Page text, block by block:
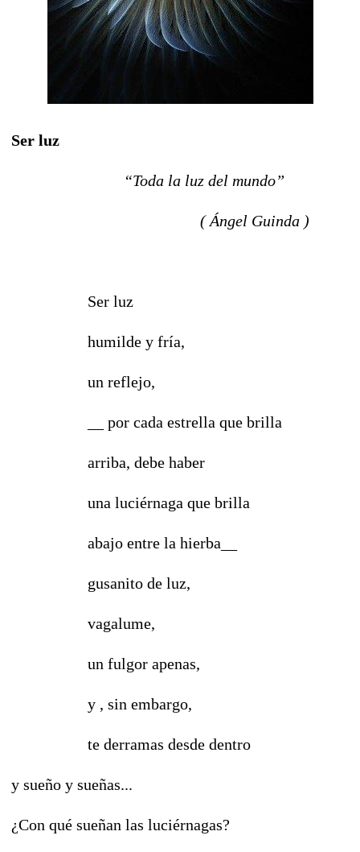
Ser luz
“Toda la luz del mundo”
( Ángel Guinda )
Ser luz
humilde y fría,
un reflejo,
__ por cada estrella que brilla
arriba, debe haber
una luciérnaga que brilla
abajo entre la hierba__
gusanito de luz,
vagalume,
un fulgor apenas,
y , sin embargo,
te derramas desde dentro
y sueño y sueñas...
¿Con qué sueñan las luciérnagas?